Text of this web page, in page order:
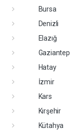
Bursa
Denizli
Elazığ
Gaziantep
Hatay
İzmir
Kars
Kırşehir
Kütahya